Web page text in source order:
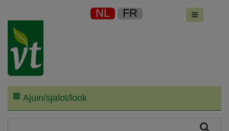
NL FR
Ajuin/sjalot/look